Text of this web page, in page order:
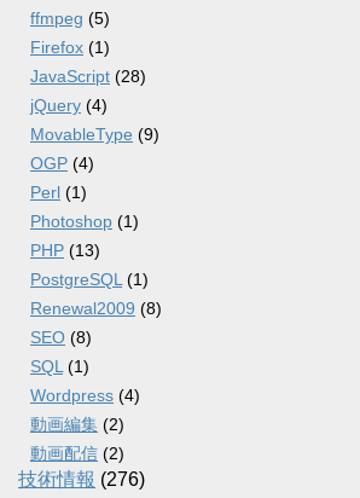
ffmpeg (5)
Firefox (1)
JavaScript (28)
jQuery (4)
MovableType (9)
OGP (4)
Perl (1)
Photoshop (1)
PHP (13)
PostgreSQL (1)
Renewal2009 (8)
SEO (8)
SQL (1)
Wordpress (4)
動画編集 (2)
動画配信 (2)
技術情報 (276)